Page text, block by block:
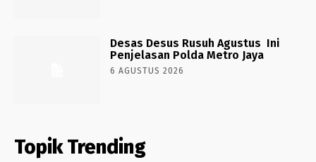
Desas Desus Rusuh Agustus Ini
Penjelasan Polda Metro Jaya
6 AGUSTUS 2026
Topik Trending